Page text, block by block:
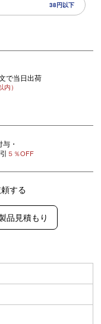
38円以下
で当日出荷
内）
与・
５％OFF
する
品見積もり